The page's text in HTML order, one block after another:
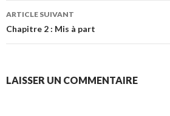
articles
ARTICLE SUIVANT
Chapitre 2 : Mis à part
LAISSER UN COMMENTAIRE